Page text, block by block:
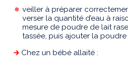
veiller à préparer
verser la quantité d’eau à
mesure de poudre de lait
tassée, puis ajouter la poudre
🡲 Chez un bébé allaité :